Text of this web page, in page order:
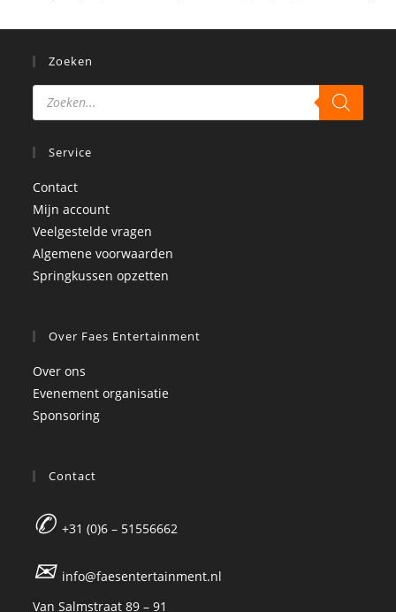
Zoeken
Service
Contact
Mijn account
Veelgestelde vragen
Algemene voorwaarden
Springkussen opzetten
Over Faes Entertainment
Over ons
Evenement organisatie
Sponsoring
Contact
✆+31 (0)6 – 51556662
✉ info@faesentertainment.nl
Van Salmstraat 89 – 91